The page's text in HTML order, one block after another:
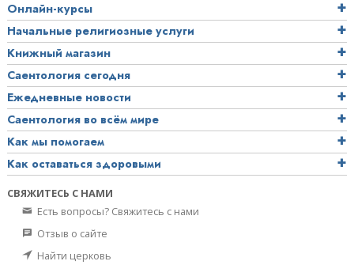
Онлайн-курсы
Начальные религиозные услуги
Книжный магазин
Саентология сегодня
Ежедневные новости
Саентология во всём мире
Как мы помогаем
Как оставаться здоровыми
СВЯЖИТЕСЬ С НАМИ
Есть вопросы? Свяжитесь с нами
Отзыв о сайте
Найти церковь